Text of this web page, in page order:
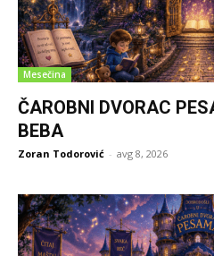
Mesečina
ČAROBNI DVORAC
BEBA
Zoran Todorović - avg 8, 2026